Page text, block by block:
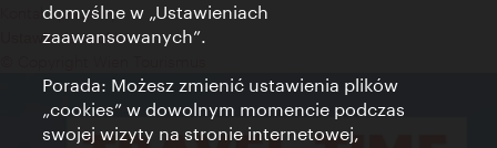
Kontakt prasowy
Ustawienia cookies
domyślne w „Ustawieniach
zaawansowanych”.
Porada: Możesz zmienić ustawienia plików
„cookies” w dowolnym momencie podczas
swojej wizyty na stronie internetowej,